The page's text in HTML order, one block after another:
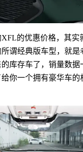
的优惠价格，其实
谓经典版车型，就是
库存车了，销量数据
你一个拥有豪华车的